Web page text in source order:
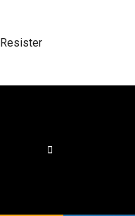
Resister